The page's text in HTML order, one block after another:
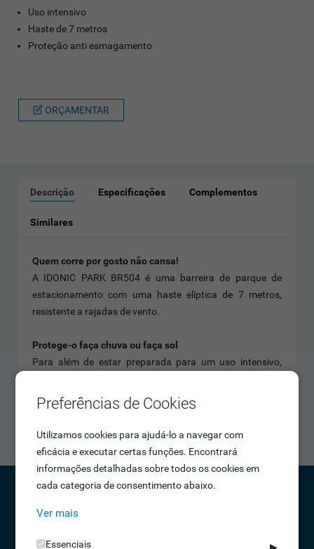
Uso intensivo
Haste de 7 metros
Proteção anti esmagamento
ORÇAMENTAR
Descrição Especificações Complementos
Similares
Quem corre por gosto não cansa!
A IDONIC PARK BR504 é uma barreira de parque de
estacionamento com uma haste elíptica de 7 metros,
resistente a rajadas de vento.
Protege-o faça chuva ou faça sol
Para além de estar preparada para um uso intensivo,
BR504 conta com proteção antiesmagamento na
abertura e fecho, que para ou reverte o movimento da
haste quando o equipamento deteta obstáculos.
CONTACTOS
NORTE 229 428 790 | SUL 210 131 427
Preferências de Cookies
Utilizamos cookies para ajudá-lo a navegar com
eficácia e executar certas funções. Encontrará
informações detalhadas sobre todos os cookies em
cada categoria de consentimento abaixo.
Ver mais
Essenciais ▶